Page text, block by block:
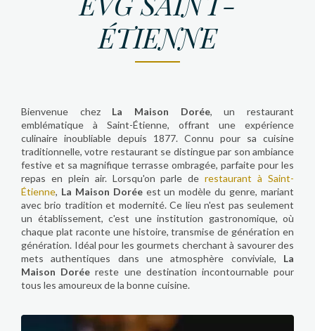
ÉTIENNE
Bienvenue chez La Maison Dorée, un restaurant
emblématique à Saint-Étienne, offrant une expérience
culinaire inoubliable depuis 1877. Connu pour sa cuisine
traditionnelle, votre restaurant se distingue par son ambiance
festive et sa magnifique terrasse ombragée, parfaite pour les
repas en plein air. Lorsqu'on parle derestaurant à Saint-
Étienne, La Maison Doréeest un modèle du genre, mariant
avec brio tradition et modernité. Ce lieu n'est pas seulement
un établissement, c'est une institution gastronomique, où
chaque plat raconte une histoire, transmise de génération en
génération. Idéal pour les gourmets cherchant à savourer des
mets authentiques dans une atmosphère conviviale, La
Maison Dorée reste une destination incontournable pour
tous les amoureux de la bonne cuisine.